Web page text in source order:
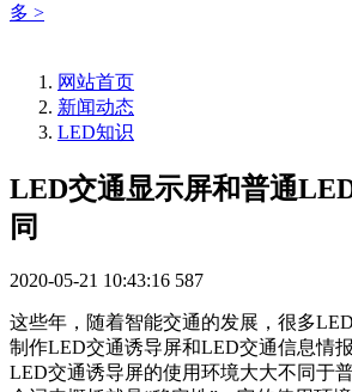
多 >
网站首页
新闻动态
LED知识
LED交通显示屏和普通
同
2020-05-21 10:43:16 587
这些年，随着智能交通的发展，很多
制作LED交通诱导屏和LED交通信息情
LED交通诱导屏的使用环境大大不同于